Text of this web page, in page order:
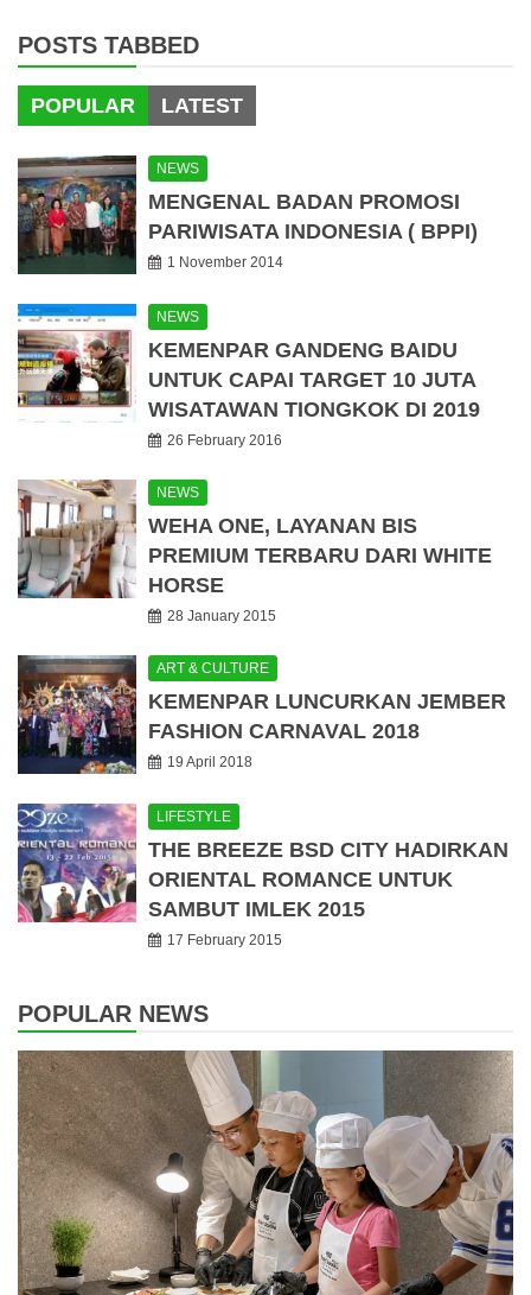
POSTS TABBED
POPULAR LATEST
NEWS
MENGENAL BADAN PROMOSI
PARIWISATA INDONESIA ( BPPI)
1 November 2014
NEWS
KEMENPAR GANDENG BAIDU
UNTUK CAPAI TARGET 10 JUTA
WISATAWAN TIONGKOK DI 2019
26 February 2016
NEWS
WEHA ONE, LAYANAN BIS
PREMIUM TERBARU DARI WHITE
HORSE
28 January 2015
ART & CULTURE
KEMENPAR LUNCURKAN JEMBER
FASHION CARNAVAL 2018
19 April 2018
LIFESTYLE
THE BREEZE BSD CITY HADIRKAN
ORIENTAL ROMANCE UNTUK
SAMBUT IMLEK 2015
17 February 2015
POPULAR NEWS